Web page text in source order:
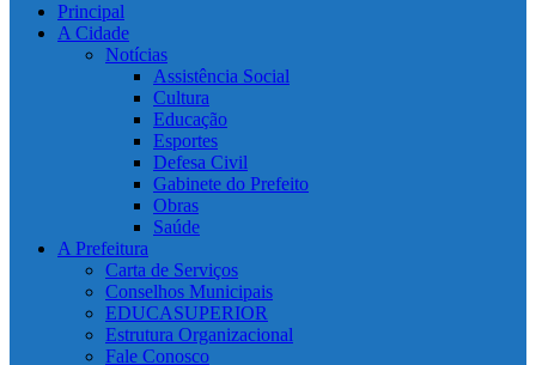
Principal
A Cidade
Notícias
Assistência Social
Cultura
Educação
Esportes
Defesa Civil
Gabinete do Prefeito
Obras
Saúde
A Prefeitura
Carta de Serviços
Conselhos Municipais
EDUCASUPERIOR
Estrutura Organizacional
Fale Conosco